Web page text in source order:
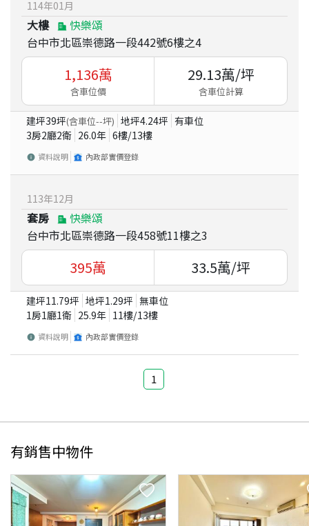
114年01 月
大樓
快樂頌
台中市北區崇德路一段442號6樓之4
1,136萬
含車位價
29.13萬/坪
含車位計算
建坪39坪(含車位--坪) 地坪4.24坪 有車位
3房2廳2衛 26.0年 6樓/13樓
資料說明 內政部實價登錄
113年12月
套房
快樂頌
台中市北區崇德路一段458號11樓之3
395萬 33.5萬/坪
建坪11.79坪 地坪1.29坪 無車位
1房1廳1衛 25.9年 11樓/13樓
資料說明 內政部實價登錄
1
有銷售中物件